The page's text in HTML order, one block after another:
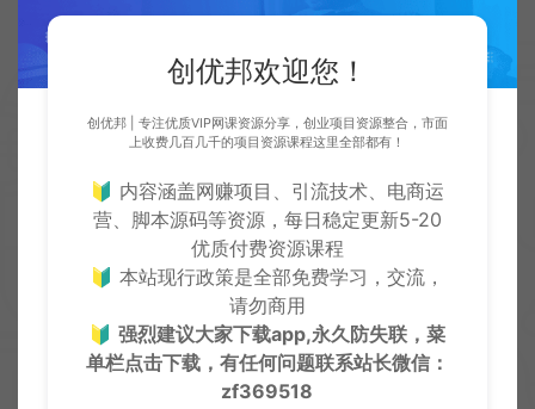
费，不代表资源自身价值也不包含任何服务。任何个人或组
织，在未征得本站同意时，禁止复制、盗用、采集、发布本站
●如若本站内容侵犯了原著者的合法权益，可联系我们进行处
理。本站提供的资源，都来自网络，版权争议与本站无关，所
有内容及软件的文章仅限用于学习和研究目的。
●用户必须遵守《计算机软件保护条例(2013修订)》第十七
条：为了学习和研究软件内含的设计思想和原理，通过安装、
显示、传输或者存储软件等方式使用软件的，可以不经软件著
作权人许可，不向其支付报酬。鉴于此条例，用户从本平台下
载的全部资源（软件）仅限学习研究，未经版权归属者授权不
得商用，若因商用引起的版权纠纷，一切责任均由使用者自行
创优邦欢迎您！
创优邦 | 专注优质VIP网课资源分享，创业项目资源整合，市面
上收费几百几千的项目资源课程这里全部都有！
🔰 内容涵盖网赚项目、引流技术、电商运
营、脚本源码等资源，每日稳定更新5-20
优质付费资源课程
🔰 本站现行政策是全部免费学习，交流，
请勿商用
🔰强烈建议大家下载app,永久防失联，菜
单栏点击下载，有任何问题联系站长微信：
zf369518